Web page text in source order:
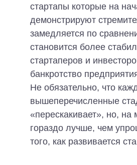
стартапы которые на
демонстрируют
замедляется по
становится более
стартаперов и
банкротство
Не обязательно, что
вышеперечисленные
«перескакивает», но,
гораздо лучше, чем
того, как развивается